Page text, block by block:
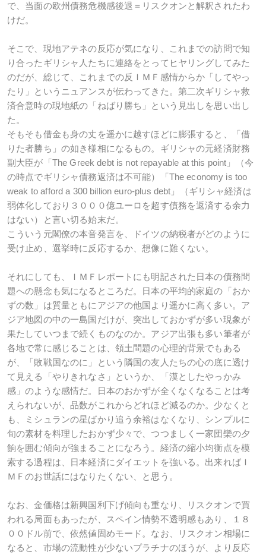
で、当面の欧州債務危機感後退＝リスクオンと解釈されたわ
けだ。
そこで、現地アテネの反応が気になり、これまでの訪問で知
り合ったギリシャ人たちに連絡をとってヒヤリングしてみた
のだが、総じて、これまでの反ＩＭＦ感情からか「してやっ
たり」というニュアンスが伝わってきた。第二次ギリシャ救
済合意時の現地紙の「ねばり勝ち」という見出しを思い出し
た。
そもそも借金も身の丈を遥かに越すほどに膨張すると、「借
りた者勝ち」の如き様相になるもの。ギリシャの元経済財務
副大臣が「The Greek debt is not repayable at this point」（今
の時点でギリシャ債務返済は不可能）「The economy is too
weak to afford a 300 billion euro-plus debt」（ギリシャ経済は
弱体化しており３０００億ユーロを超す債務を返済する余力
はない）と言い切る始末だ。
こういう元閣僚の本音発言を、ドイツの納税者がどのように
受け止め、選挙時に反応するか、想像に難くない。
それにしても、ＩＭＦレポートにも明記された日本の債務問
題への懸念も気になるところだ。日本の平均的家庭の「おか
ずの数」は質量ともにアジアの他国より遥かに高く多い。ア
ジア地図の中の一島国だけが、突出しておかずが多い現象が
果たしていつまで続くものなのか。アジア出張も多い筆者が
各地で常に感じることは、領土問題の心理的背景でもある
が、「敗戦国なのに」という隣国の友人たちの心の底に透け
て見える「やりきれなさ」というか、「漠としたやっかみ
感」のような感情だ。日本のおかずが全くなくなることは考
えられないが、品数がこれからどれほど減るのか。少なくと
も、ミシュランの星ばかり追う余裕はなくなり、シンプルに
旬の素材を料理したおかず少々で、つつましく一家団欒の夕
餉を囲む傾向が強まることになろう。経済の縮小均衡点を模
索する過程は、日本経済にダイエットを強いる。出来ればＩ
ＭＦのお世話にはなりたくない、と思う。
なお、金価格は新興国利下げ傾向も重なり、リスクオンで買
われる局面もあったが、スペイン情勢不透明感もあり、１８
００ドル前で、依然値固めモード。なお、リスクオン相場に
なると、市場の流動性が少ないプラチナのほうが、より反応